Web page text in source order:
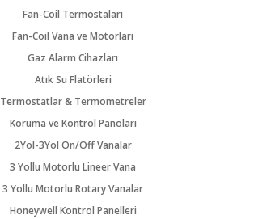
Fan-Coil Termostaları
Fan-Coil Vana ve Motorları
Gaz Alarm Cihazları
Atık Su Flatörleri
Termostatlar & Termometreler
Koruma ve Kontrol Panoları
2Yol-3Yol On/Off Vanalar
3 Yollu Motorlu Lineer Vana
3 Yollu Motorlu Rotary Vanalar
Honeywell Kontrol Panelleri